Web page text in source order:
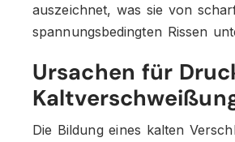
auszeichnet, was sie von
spannungsbedingten Rissen
Ursachen für
Die Bildung eines kalten